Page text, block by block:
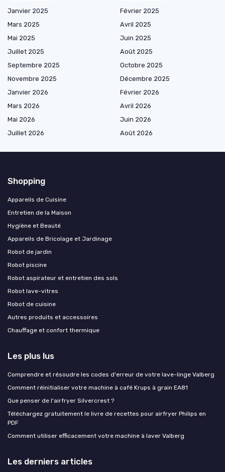
Janvier 2025
Février 2025
Mars 2025
Avril 2025
Mai 2025
Juin 2025
Juillet 2025
Août 2025
Septembre 2025
Octobre 2025
Novembre 2025
Décembre 2025
Janvier 2026
Février 2026
Mars 2026
Avril 2026
Mai 2026
Juin 2026
Juillet 2026
Août 2026
Shopping
Appareils de Cuisine
Entretien de la Maison
Hygiène et Beauté
Appareils de Bricolage et Jardinage
Robot de jardin
Robot piscine
Robot aspirateur et entretien des sols
Robot lave-vitres
Robot de cuisine
Autres produits et accessoires
Chauffage et confort thermique
Les plus lus
Comprendre et résoudre les codes d'erreur de votre lave-linge Valberg
Comment réinitialiser votre machine à café Krups à grain EA81
Que penser de l'airfryer Silvercrest ?
Téléchargez gratuitement le livre de recettes pour airfryer Philips en
PDF
Comment utiliser efficacement votre machine à laver Valberg
Les derniers articles